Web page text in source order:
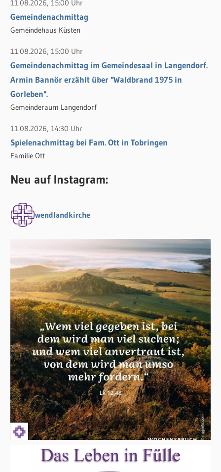
11.08.2026, 15:00 Uhr
Gemeindenachmittag
Gemeindehaus Küsten
11.08.2026, 15:00 Uhr
Gemeindenachmittag im Gemeindesaal in Langendorf.
Armin Bannör erzählt über "Waldbrand 1975 in
Gorleben".
Gemeinderaum Langendorf
11.08.2026, 14:30 Uhr
Spielenachmittag bei Fam. Ott in Tobringen
Familie Ott
Neu auf Instagram:
wendlandkirche